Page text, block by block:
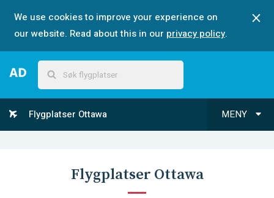
We use cookies to improve your experience on
our website. Read about this in our privacy policy.
MENY
Flygplatser Ottawa
Flygplatser Ottawa